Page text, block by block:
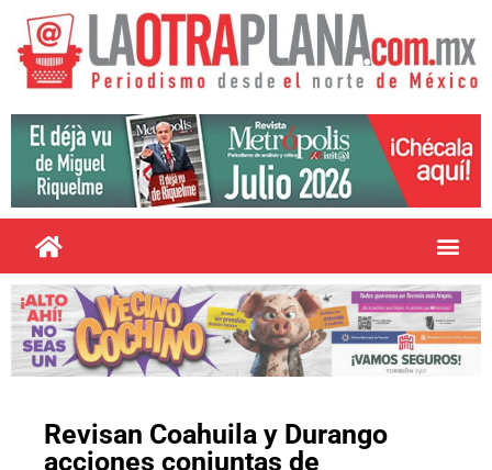
Revisan Coahuila y Durango
acciones conjuntas de